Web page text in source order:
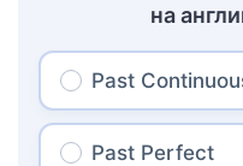
на
Past
Past Perfect